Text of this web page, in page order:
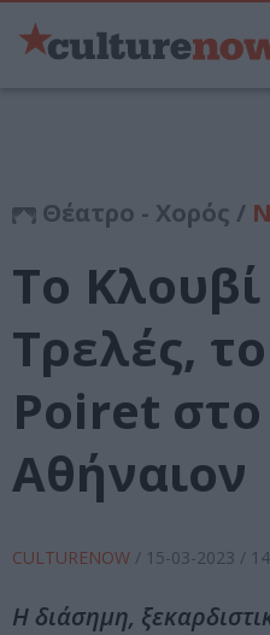
Θέατρο - Χορός /
Το Κλουβί
Τρελές,
Poiret
Αθήναιον
CULTURENOW / 15-03-2023 /
Η διάσημη,